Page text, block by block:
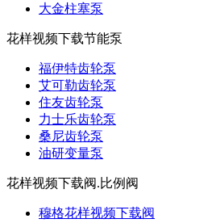
大金柱塞泵
花样视频下载节能泵
福伊特齿轮泵
艾可勒齿轮泵
住友齿轮泵
力士乐齿轮泵
桑尼齿轮泵
油研变量泵
花样视频下载阀.比例阀
穆格花样视频下载阀